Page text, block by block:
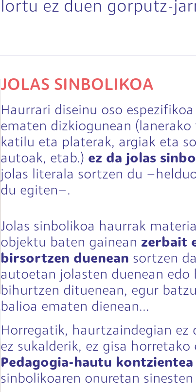
lortu ez duen gorputz-
JOLAS SINBOLIKOA
Haurrari diseinu oso
ematen dizkiogunean
katilu eta platerak, argiak eta
autoak, etab.) ez da jolas
jolas literala sortzen du
du egiten–.
Jolas sinbolikoa haurrak
objektu baten gainean zerbait
birsortzen duenean sortzen
autoetan jolasten duenean
bihurtzen dituenean, egur
balioa ematen dienean...
Horregatik, haurtzaindegian ez
ez sukalderik, ez gisa horretako
Pedagogia-hautu kontzientea
sinbolikoaren onuretan